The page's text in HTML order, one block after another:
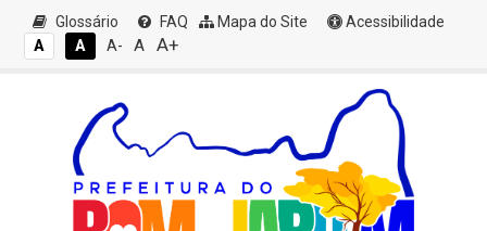
Glossário FAQ Mapa do Site
Acessibilidade
A
A A- A A+